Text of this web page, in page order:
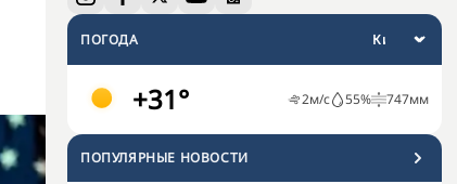
ПОГОДА
+31° 2м/с 55% 747мм
ПОПУЛЯРНЫЕ НОВОСТИ